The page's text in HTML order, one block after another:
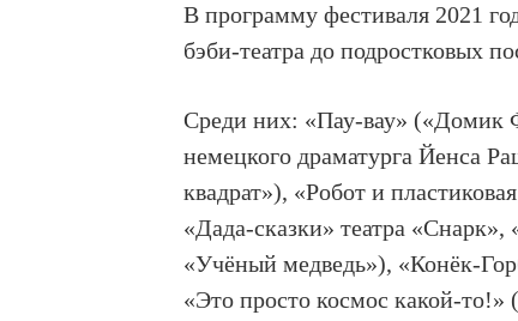
В программу фестиваля 2021
бэби-театра до подростковых
Среди них: «Пау-вау» («Домик
немецкого драматурга Йенса
квадрат»), «Робот и
«Дада-сказки» театра
«Учёный медведь»), «Конёк-
«Это просто космос какой-то!»